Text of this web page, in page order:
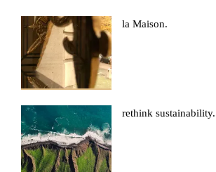
la Maison.
rethink sustainability.